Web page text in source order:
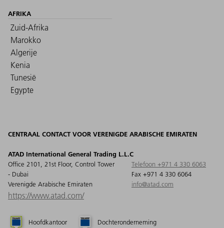
AFRIKA
Zuid-Afrika
Marokko
Algerije
Kenia
Tunesië
Egypte
CENTRAAL CONTACT VOOR VERENIGDE ARABISCHE EMIRATEN
ATAD International General Trading L.L.C
Office 2101, 21st Floor, Control Tower
- Dubai
Verenigde Arabische Emiraten
Telefoon +971 4 330 6063
Fax +971 4 330 6064
info@atad.com
https://www.atad.com/
Hoofdkantoor Dochteronderneming